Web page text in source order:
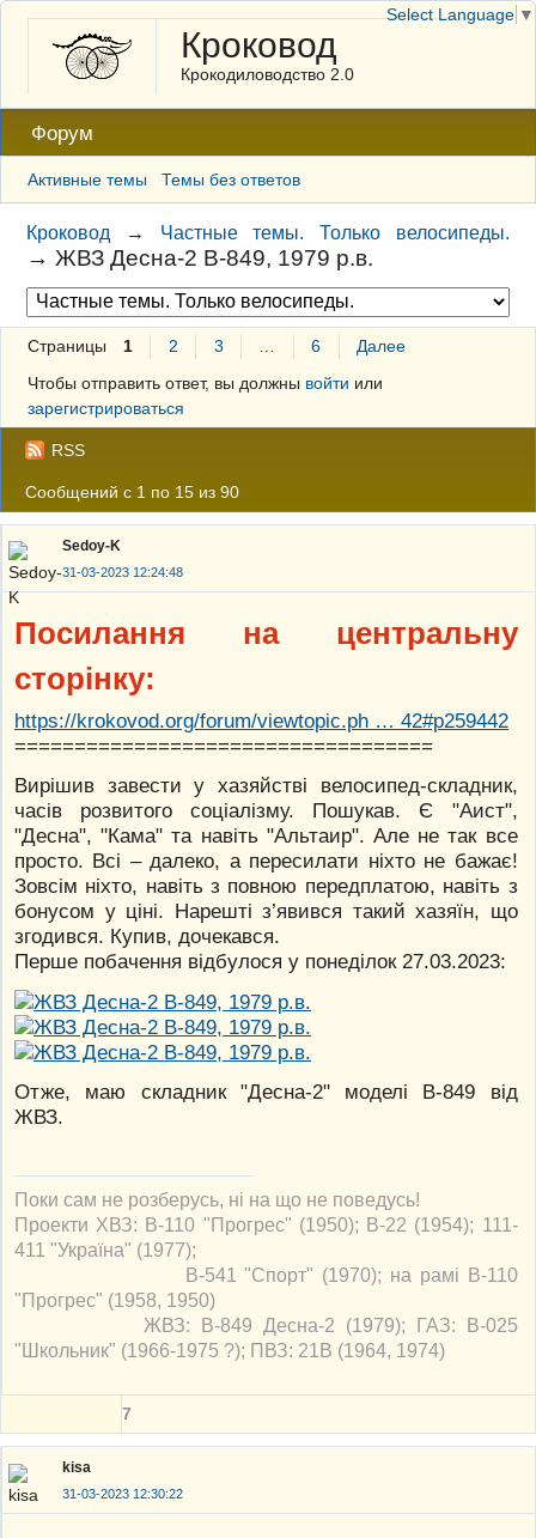
Кроковод
Крокодиловодство 2.0
Форум
Активные темы Темы без ответов
Кроковод → Частные темы. Только велосипеды.
→ ЖВЗ Десна-2 В-849, 1979 р.в.
Страницы 1 2 3 6
Далее
Чтобы отправить ответ, вы должны войти или
зарегистрироваться
RSS
Сообщений с 1 по 15 из 90
Sedoy-K
31-03-2023 12:24:48
Посилання на центральну
сторінку:
https://krokovod.org/forum/viewtopic.ph … 42#p259442
===================================
Вирішив завести у хазяйстві велосипед-складник,
часів розвитого соціалізму. Пошукав. Є "Аист",
"Десна", "Кама" та навіть "Альтаир". Але не так все
просто. Всі – далеко, а пересилати ніхто не бажає!
Зовсім ніхто, навіть з повною передплатою, навіть з
бонусом у ціні. Нарешті з’явився такий хазяїн, що
згодився. Купив, дочекався.
Перше побачення відбулося у понеділок 27.03.2023:
Отже, маю складник "Десна-2" моделі В-849 від
ЖВЗ.
Поки сам не розберусь, ні на що не поведусь!
Проекти ХВЗ: В-110 "Прогрес" (1950); В-22 (1954); 111-
411 "Україна" (1977);
В-541 "Спорт" (1970); на рамі В-110
"Прогрес" (1958, 1950)
ЖВЗ: В-849 Десна-2 (1979); ГАЗ: В-025
"Школьник" (1966-1975 ?); ПВЗ: 21В (1964, 1974)
7
kisa
31-03-2023 12:30:22
Select Language ▼